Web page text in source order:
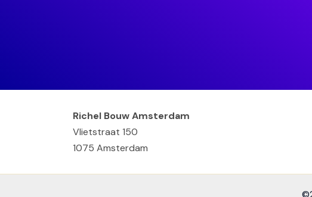
Richel Bouw Amsterdam
Vlietstraat 150
1075 Amsterdam